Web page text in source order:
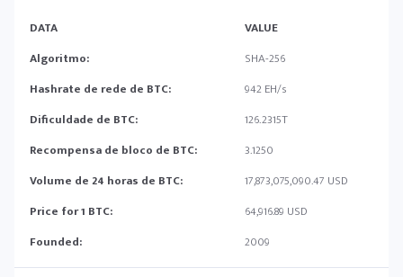
DATA
VALUE
Algoritmo:
SHA-256
Hashrate de rede de BTC:
942 EH/s
Dificuldade de BTC:
126.2315T
Recompensa de bloco de BTC:
3.1250
Volume de 24 horas de BTC:
17,873,075,090.47 USD
Price for 1 BTC:
64,916.89 USD
Founded:
2009